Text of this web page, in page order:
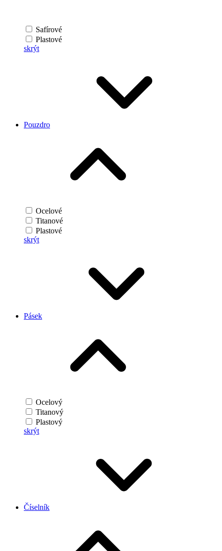
Safírové
Plastové
skrýt
Pouzdro
Ocelové
Titanové
Plastové
skrýt
Pásek
Ocelový
Titanový
Plastový
skrýt
Číselník